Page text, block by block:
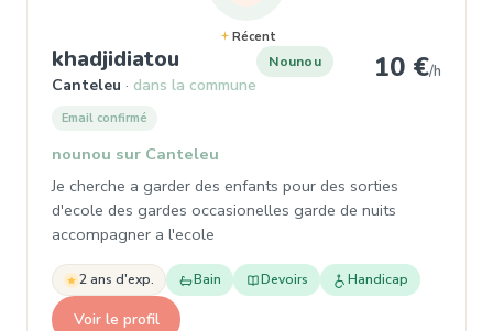
Récent
khadjidiatou , Nounou à Canteleu
Canteleu dans la commune
Nounou 10 €/h
Email confirmé
nounou sur Canteleu
Je cherche a garder des enfants pour des sorties
d'ecole des gardes occasionelles garde de nuits
accompagner a l'ecole
2 ans d'exp. Bain Devoirs Handicap
Voir le profil